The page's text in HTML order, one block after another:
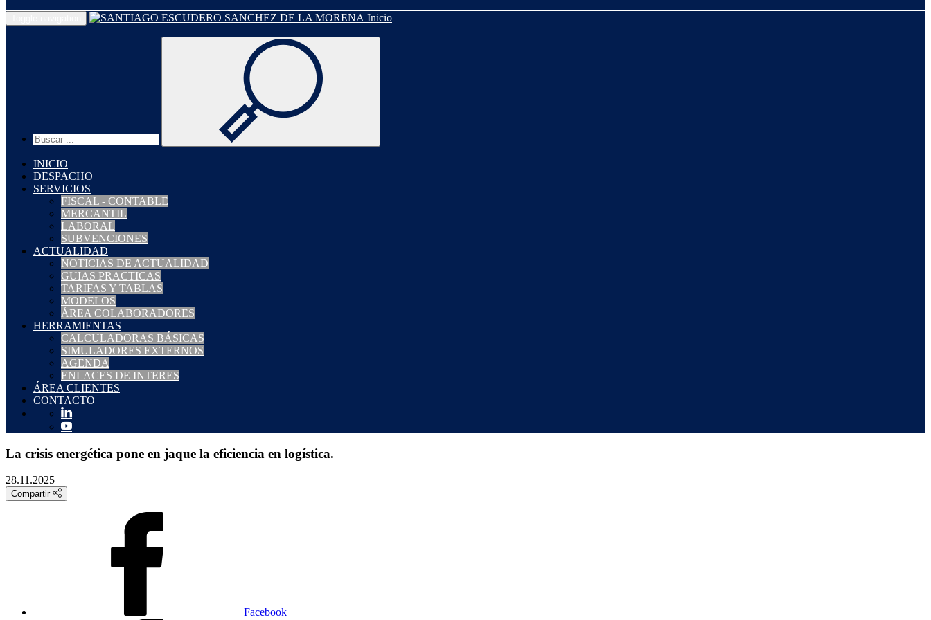
Inicio
INICIO
DESPACHO
SERVICIOS
FISCAL - CONTABLE
MERCANTIL
LABORAL
SUBVENCIONES
ACTUALIDAD
NOTICIAS DE ACTUALIDAD
GUIAS PRACTICAS
TARIFAS Y TABLAS
MODELOS
ÁREA COLABORADORES
HERRAMIENTAS
CALCULADORAS BÁSICAS
SIMULADORES EXTERNOS
AGENDA
ENLACES DE INTERES
ÁREA CLIENTES
CONTACTO
La crisis energética pone en jaque la eficiencia en logística.
28.11.2025
Compartir
Facebook